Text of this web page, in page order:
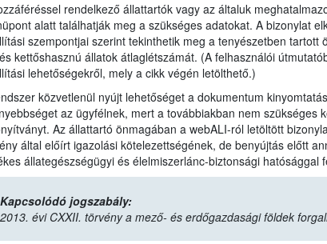
rendelkező állattartók vagy az általuk
alatt találhatják meg a szükséges adatokat. A bizonylat
szempontjai szerint tekinthetik meg a tenyészetben tartott
kettőshasznú állatok átlaglétszámát. (A felhasználói
lehetőségekről, mely a cikk végén letölthető.)
közvetlenül nyújt lehetőséget a dokumentum
az ügyfélnek, mert a továbbiakban nem szükséges
Az állattartó önmagában a webALI-ról letöltött
által előírt igazolási kötelezettségének, de benyújtás előtt
állategészségügyi és élelmiszerlánc-biztonsági hatósággal
Kapcsolódó jogszabály:
2013. évi CXXII. törvény a mező- és erdőgazdasági földek